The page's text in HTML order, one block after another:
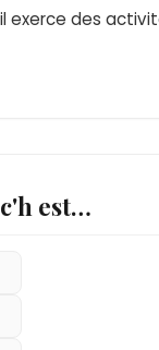
exerce des
est…